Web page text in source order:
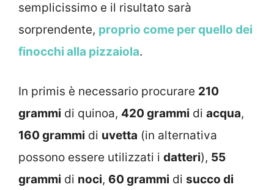
semplicissimo e il risultato sarà
sorprendente, proprio come per quello dei
finocchi alla pizzaiola.
In primis è necessario procurare 210
grammi di quinoa, 420 grammi di acqua,
160 grammi di uvetta (in alternativa
possono essere utilizzati i datteri), 55
grammi di noci, 60 grammi di succo di